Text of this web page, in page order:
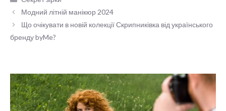
Модний літній манікюр 2024
Що очікувати в новій колекції Скрипниківка від українського
бренду byMe?